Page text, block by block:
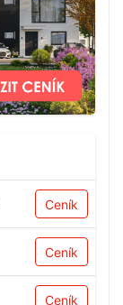
Ceník
Ceník
Ceník